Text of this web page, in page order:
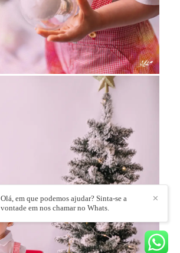
✕
Olá, em que podemos ajudar? Sinta-se a
vontade em nos chamar no Whats.